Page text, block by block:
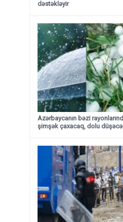
dəstəkləyir
Azərbaycanın bəzi
şimşək çaxacaq, dolu